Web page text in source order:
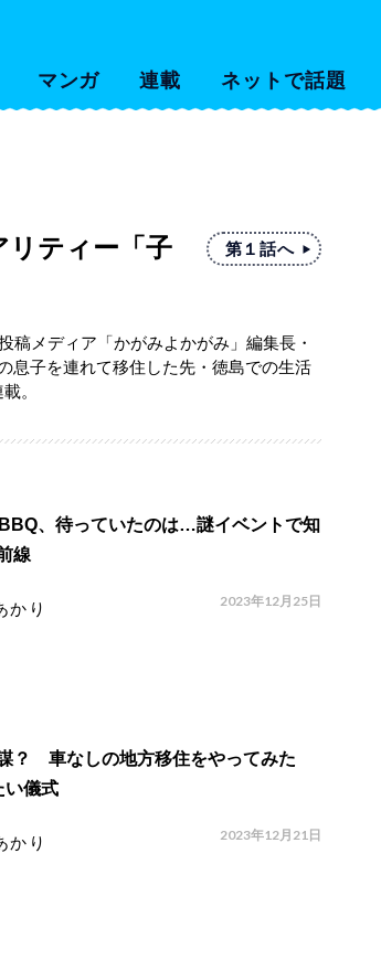
マンガ 連載 ネットで話題
リティー「子
第１話へ
稿メディア「かがみよかがみ」編集長・
息子を連れて移住した先・徳島での生活
。
、待っていたのは…謎イベントで知
線
かり 2023年12月25日
？ 車なしの地方移住をやってみた
い儀式
かり 2023年12月21日